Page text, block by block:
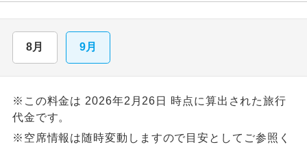
8月 9月
※この料金は 2026年2月26日 時点に算出された旅行
代金です。
※空席情報は随時変動しますので目安としてご参照く